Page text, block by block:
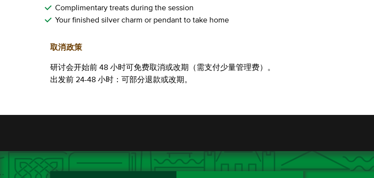
Complimentary treats during the session
Your finished silver charm or pendant to take home
取消政策
研讨会开始前 48 小时可免费取消或改期（需支付少量管理费）。
出发前 24-48 小时：可部分退款或改期。